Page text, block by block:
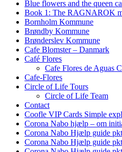
Blue flowers and the queen
Book 1: The RAGNAROK
Bornholm Kommune
Brøndby Kommune
Brønderslev Kommune
Cafe Blomster – Danmark
Café Flores
Cafe Flores de Aguas
Cafe-Flores
Circle of Life Tours
Circle of Life Team
Contact
Coofle VIP Cards Simple
Corona Nabo hjælp – om
Corona Nabo Hjælp guide
Corona Nabo Hjælp guide